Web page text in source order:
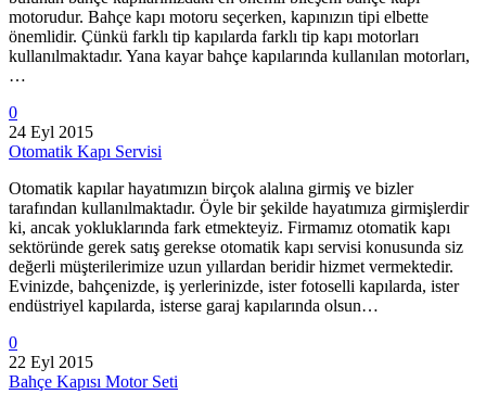
motorudur. Bahçe kapı motoru seçerken, kapınızın tipi elbette
önemlidir. Çünkü farklı tip kapılarda farklı tip kapı motorları
kullanılmaktadır. Yana kayar bahçe kapılarında kullanılan motorları,
…
0
24 Eyl 2015
Otomatik Kapı Servisi
Otomatik kapılar hayatımızın birçok alalına girmiş ve bizler
tarafından kullanılmaktadır. Öyle bir şekilde hayatımıza girmişlerdir
ki, ancak yokluklarında fark etmekteyiz. Firmamız otomatik kapı
sektöründe gerek satış gerekse otomatik kapı servisi konusunda siz
değerli müşterilerimize uzun yıllardan beridir hizmet vermektedir.
Evinizde, bahçenizde, iş yerlerinizde, ister fotoselli kapılarda, ister
endüstriyel kapılarda, isterse garaj kapılarında olsun…
0
22 Eyl 2015
Bahçe Kapısı Motor Seti